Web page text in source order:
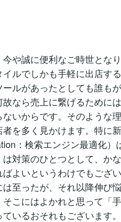
や誠に便利なご時世とな
ルでしかも手軽に出店す
ルがあったとしても誰も
なら売上に繋げるために
いからです。そのような
を多く見かけます。特に
：検索エンジン最適化）
対策のひとつとして、か
よいというわけでもござ
至ったが、それ以降伸び
こにはよかれと思って「
いるおそれもございます